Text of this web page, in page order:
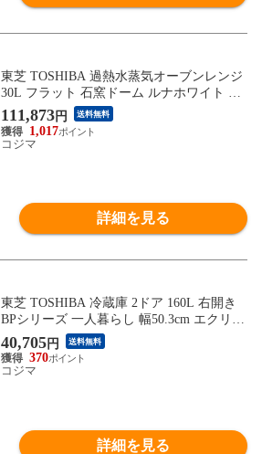
東芝 TOSHIBA 過熱水蒸気オーブンレンジ
30L フラット 石窯ドーム ルナホワイト ER
-D5000C-W
111,873円 送料無料
1,017
コジマ
詳細を見る
東芝 TOSHIBA 冷蔵庫 2ドア 160L 右開き
BPシリーズ 一人暮らし 幅50.3cm エクリュ
ブラック GR-Y16BP-KT（標準設置無料）
40,705円 送料無料
370
コジマ
詳細を見る